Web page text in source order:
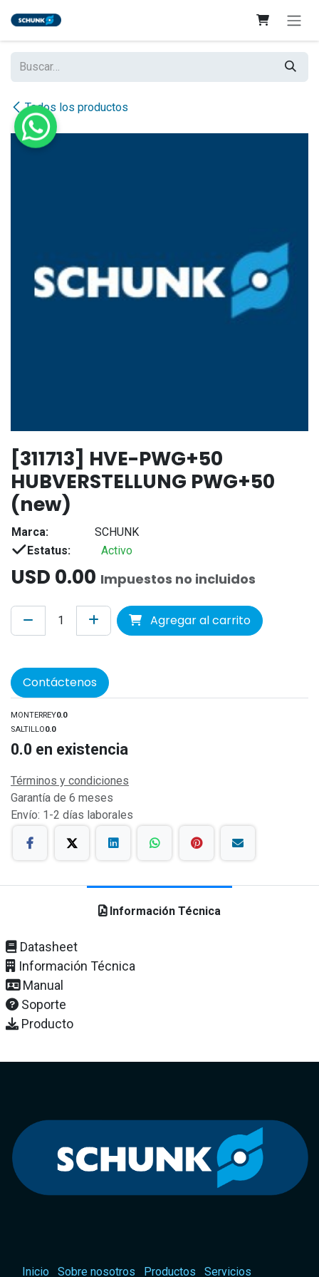
Todos los productos
[311713] HVE-PWG+50
HUBVERSTELLUNG PWG+50
(new)
Marca:
SCHUNK
Estatus:
Activo
USD 0.00 Impuestos no incluidos
Agregar al carrito
Contáctenos
MONTERREY0.0
SALTILLO0.0
0.0 en existencia
Términos y condiciones
Garantía de 6 meses
Envío: 1-2 días laborales
Información Técnica
Datasheet
Información Técnica
Manual
Soporte
Producto
Inicio Sobre nosotros Productos Servicios